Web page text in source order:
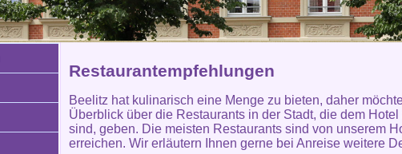
Restaurantempfehlungen
Beelitz hat kulinarisch eine Menge zu bieten, daher
Überblick über die Restaurants in der Stadt, die dem
sind, geben. Die meisten Restaurants sind von unserem
erreichen. Wir erläutern Ihnen gerne bei Anreise weitere